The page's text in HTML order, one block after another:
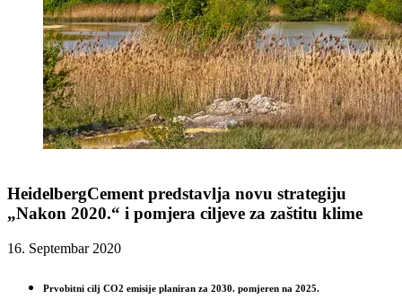
HeidelbergCement predstavlja novu strategiju
„Nakon 2020.“ i pomjera ciljeve za zaštitu klime
16. Septembar 2020
Prvobitni cilj CO2 emisije planiran za 2030. pomjeren na 2025.